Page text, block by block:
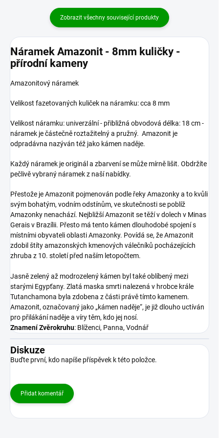
Zobrazit všechny související produkty
Náramek Amazonit - 8mm kuličky -
přírodní kameny
Amazonitový náramek
Velikost fazetovaných kuliček na náramku: cca 8 mm
Velikost náramku: univerzální - přibližná obvodová délka: 18 cm -
náramek je částečně roztažitelný a pružný. Amazonit je
odpradávna nazýván též jako kámen naděje.
Každý náramek je originál a zbarvení se může mírně lišit. Obdržíte
pečlivě vybraný náramek z naší nabídky.
Přestože je Amazonit pojmenován podle řeky Amazonky a to kvůli
svým bohatým, vodním odstínům, ve skutečnosti se poblíž
Amazonky nenachází. Nejbližší Amazonit se těží v dolech v Minas
Gerais v Brazílii. Přesto má tento kámen dlouhodobé spojení s
místními obyvateli oblasti Amazonky. Povídá se, že Amazonit
zdobil štíty amazonských kmenových válečníků pocházejících
zhruba z 10. století před naším letopočtem.
Jasně zelený až modrozelený kámen byl také oblíbený mezi
starými Egypťany. Zlatá maska smrti nalezená v hrobce krále
Tutanchamona byla zdobena z části právě tímto kamenem.
Amazonit, označovaný jako „kámen naděje“, je již dlouho uctíván
pro přilákání naděje a víry těm, kdo jej nosí.
Znamení Zvěrokruhu: Blíženci, Panna, Vodnář
Diskuze
Buďte první, kdo napíše příspěvek k této položce.
Přidat komentář